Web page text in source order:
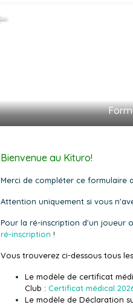
Bienvenue au Kituro!
Merci de compléter ce formulaire
Attention uniquement si vous
Pour la ré-inscription d'un joueur
ré-inscription !
Vous trouverez ci-dessous tous
Le modèle de certificat
Club : Certificat médical
Le modèle de Déclaration